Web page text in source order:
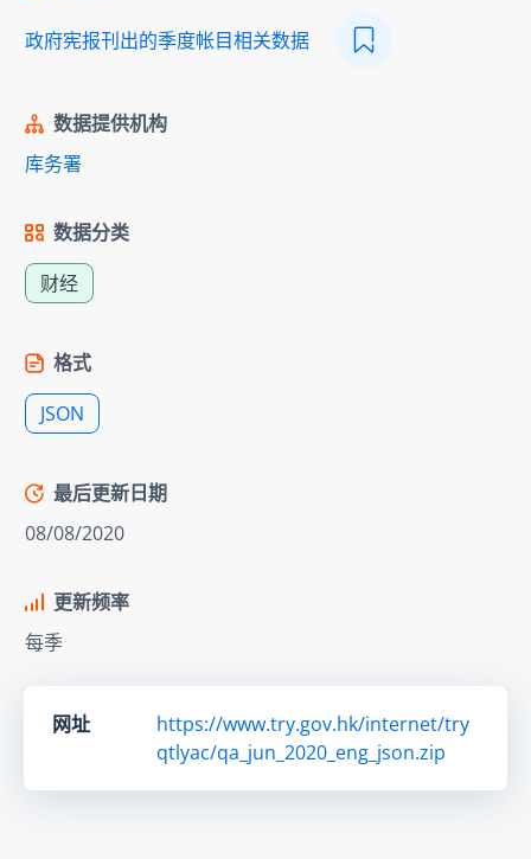
政府宪报刊出的季度帐目相关数据
数据提供机构
库务署
数据分类
财经
格式
JSON
最后更新日期
08/08/2020
更新频率
每季
网址
https://www.try.gov.hk/internet/try
qtlyac/qa_jun_2020_eng_json.zip